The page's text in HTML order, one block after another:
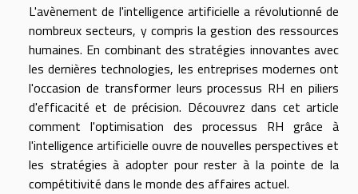
L'avènement de l'intelligence artificielle a révolutionné de
nombreux secteurs, y compris la gestion des ressources
humaines. En combinant des stratégies innovantes avec
les dernières technologies, les entreprises modernes ont
l'occasion de transformer leurs processus RH en piliers
d'efficacité et de précision. Découvrez dans cet article
comment l'optimisation des processus RH grâce à
l'intelligence artificielle ouvre de nouvelles perspectives et
les stratégies à adopter pour rester à la pointe de la
compétitivité dans le monde des affaires actuel.